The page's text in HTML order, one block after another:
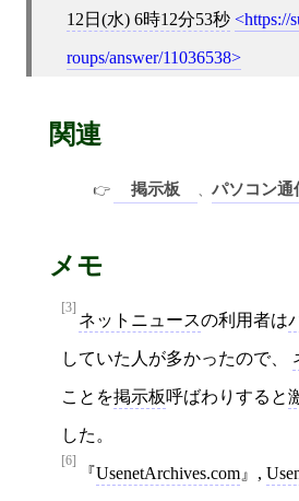
12日(水) 6時12分53秒 https://
roups/answer/11036538
関連
掲示板 、 パソコン通
メモ
[3]
ネットニュースの利用者は
していた人が多かったので、
ことを掲示板呼ばわりすると
した。
[6]
UsenetArchives.com ,